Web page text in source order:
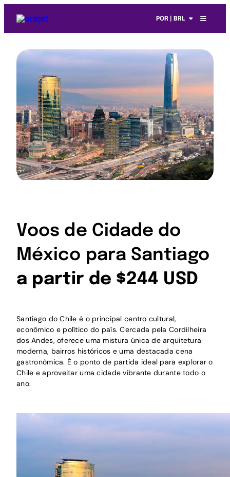
POR | BRL
Voos de Cidade do
México para Santiago
a partir de $244 USD
Santiago do Chile é o principal centro cultural,
econômico e político do país. Cercada pela Cordilheira
dos Andes, oferece uma mistura única de arquitetura
moderna, bairros históricos e uma destacada cena
gastronômica. É o ponto de partida ideal para explorar o
Chile e aproveitar uma cidade vibrante durante todo o
ano.